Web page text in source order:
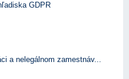
GDPR
a nelegálnom zamestnáv...